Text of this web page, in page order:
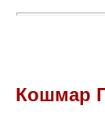
Кошмар